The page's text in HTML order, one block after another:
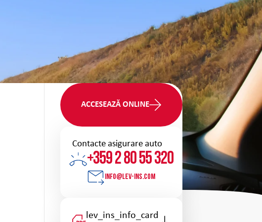
ACCESEAZĂ ONLINE
+359 2 80 55 320
info@lev-ins.com
Contacte asigurare auto
Descărcați
lev_ins_info_card